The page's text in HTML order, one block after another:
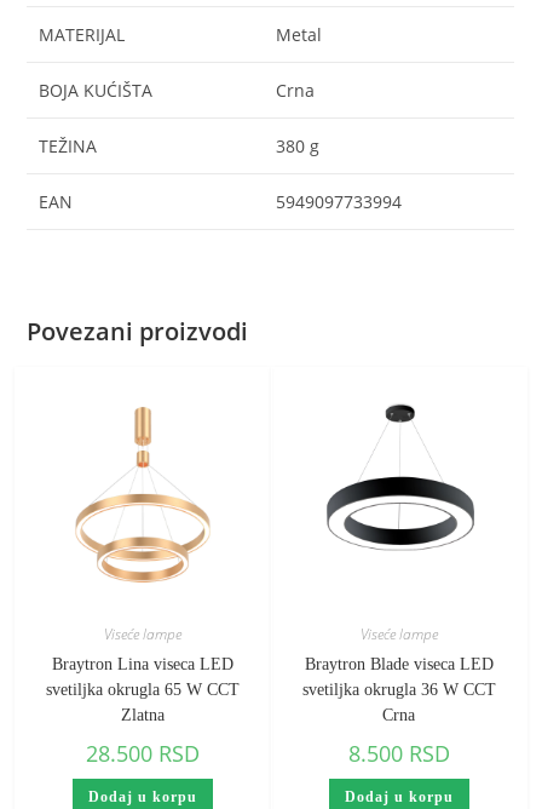
MATERIJAL Metal
BOJA KUĆIŠTA Crna
TEŽINA 380 g
EAN 5949097733994
Povezani proizvodi
Viseće lampe
Braytron Lina viseca LED
svetiljka okrugla 65 W CCT
Zlatna
28.500 RSD
Dodaj u korpu
Viseće lampe
Braytron Blade viseca LED
svetiljka okrugla 36 W CCT
Crna
8.500 RSD
Dodaj u korpu